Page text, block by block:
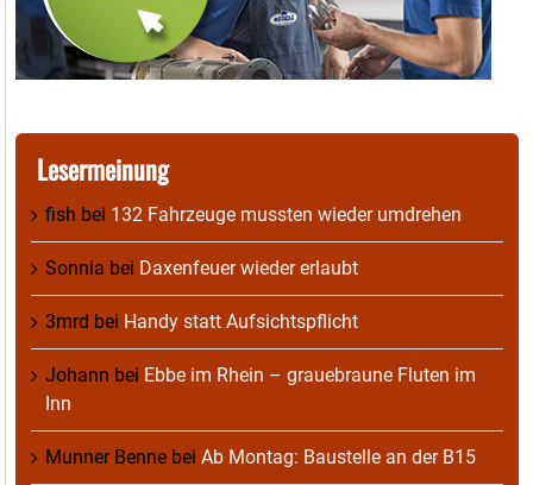
Lesermeinung
fish bei 132 Fahrzeuge mussten wieder umdrehen
Sonnia bei Daxenfeuer wieder erlaubt
3mrd bei Handy statt Aufsichtspflicht
Johann bei Ebbe im Rhein – grauebraune Fluten im
Inn
Munner Benne bei Ab Montag: Baustelle an der B15